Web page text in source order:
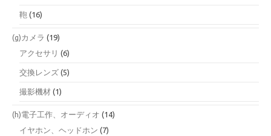
鞄 (16)
(g)カメラ (19)
アクセサリ (6)
交換レンズ (5)
撮影機材 (1)
(h)電子工作、オーディオ (14)
イヤホン、ヘッドホン (7)